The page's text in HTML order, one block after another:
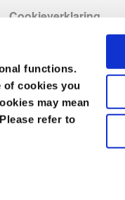
functions.
of cookies you
may mean
refer to
Cookieverklaring
Verkoopvoorwaarden
Gedragscode